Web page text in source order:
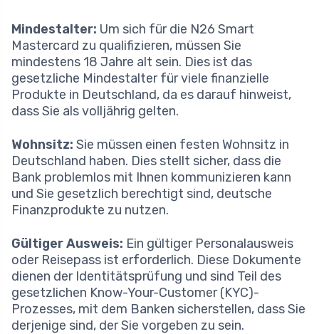
Mindestalter: Um sich für die N26 Smart
Mastercard zu qualifizieren, müssen Sie
mindestens 18 Jahre alt sein. Dies ist das
gesetzliche Mindestalter für viele finanzielle
Produkte in Deutschland, da es darauf hinweist,
dass Sie als volljährig gelten.
Wohnsitz: Sie müssen einen festen Wohnsitz in
Deutschland haben. Dies stellt sicher, dass die
Bank problemlos mit Ihnen kommunizieren kann
und Sie gesetzlich berechtigt sind, deutsche
Finanzprodukte zu nutzen.
Gültiger Ausweis: Ein gültiger Personalausweis
oder Reisepass ist erforderlich. Diese Dokumente
dienen der Identitätsprüfung und sind Teil des
gesetzlichen Know-Your-Customer (KYC)-
Prozesses, mit dem Banken sicherstellen, dass Sie
derjenige sind, der Sie vorgeben zu sein.